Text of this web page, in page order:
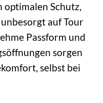
Schutz,
auf Tour
Passform und
sorgen
selbst bei